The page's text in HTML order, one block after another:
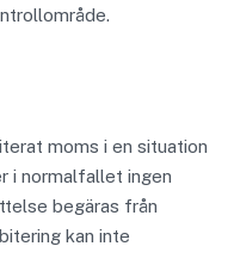
moms i en situation
i normalfallet ingen
begäras från
kan inte